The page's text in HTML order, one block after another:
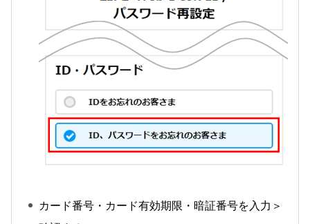
カード番号・カード有効期限・暗証番号を入力＞